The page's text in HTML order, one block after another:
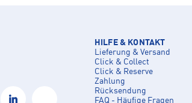
HILFE & KONTAKT
Lieferung & Versand
Click & Collect
Click & Reserve
Zahlung
Rücksendung
FAQ - Häufige Fragen